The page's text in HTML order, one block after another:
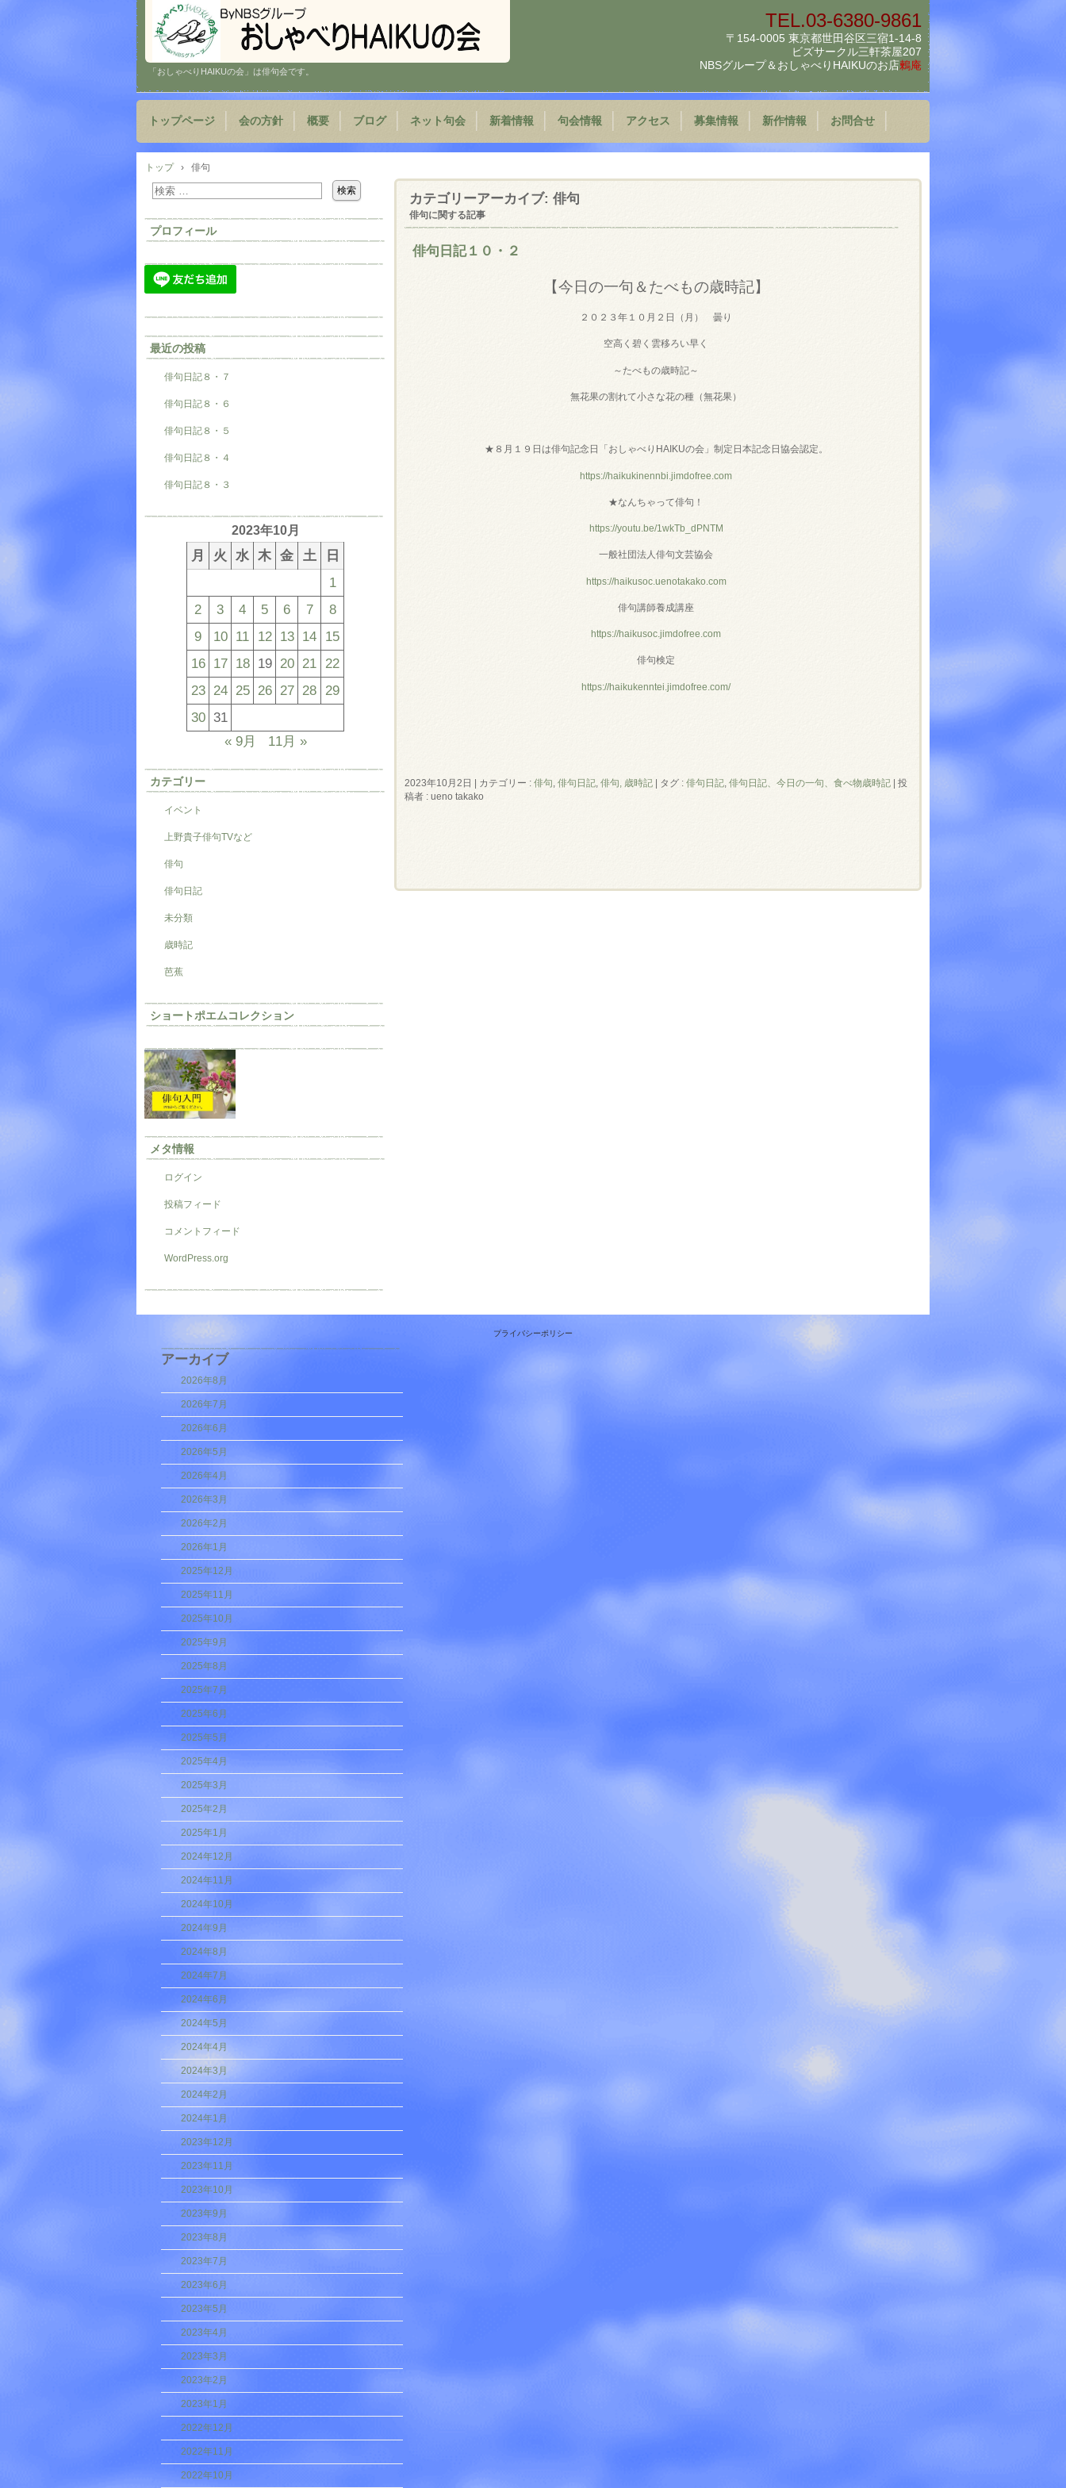
「おしゃべりHAIKUの会」は俳句会です。
TEL.03-6380-9861
〒154-0005 東京都世田谷区三宿1-14-8
ビズサークル三軒茶屋207
NBSグループ＆ おしゃべりHAIKUのお店鶫庵
トップページ 会の方針 概要 ブログ ネット句会 新着情報 句会情報 アクセス 募集情報 新作情報 お問合せ
トップ › 俳句
カテゴリーアーカイブ: 俳句
俳句に関する記事
俳句日記１０・２
【今日の一句＆たべもの歳時記】
２０２３年１０月２日（月） 曇り
空高く碧く雲移ろい早く
～たべもの歳時記～
無花果の割れて小さな花の種（無花果）
★８月１９日は俳句記念日「おしゃべりHAIKUの会」制定日本記念日協会認定。
https://haikukinennbi.jimdofree.com
★なんちゃって俳句！
https://youtu.be/1wkTb_dPNTM
一般社団法人俳句文芸協会
https://haikusoc.uenotakako.com
俳句講師養成講座
https://haikusoc.jimdofree.com
俳句検定
https://haikukenntei.jimdofree.com/
2023年10月2日 カテゴリー : 俳句 俳句日記 俳句, 歳時記 タグ : 俳句日記 俳句日記、今日の一句、食べ物歳時記
投
稿者 : ueno takako
プロフィール
最近の投稿
俳句日記８・７
俳句日記８・６
俳句日記８・５
俳句日記８・４
俳句日記８・３
2023年10月
月 火 水 木 金 土
日
1
2
3 4 5 6 7
8
9
10 11 12 13 14 15
16 17 18 19 20 21 22
23 24 25 26 27 28 29
30 31
« 9月
11月 »
カテゴリー
イベント
上野貴子俳句TVなど
俳句
俳句日記
未分類
歳時記
芭蕉
ショートポエムコレクション
メタ情報
ログイン
投稿フィード
コメントフィード
WordPress.org
プライバシーポリシー
アーカイブ
2026年8月
2026年7月
2026年6月
2026年5月
2026年4月
2026年3月
2026年2月
2026年1月
2025年12月
2025年11月
2025年10月
2025年9月
2025年8月
2025年7月
2025年6月
2025年5月
2025年4月
2025年3月
2025年2月
2025年1月
2024年12月
2024年11月
2024年10月
2024年9月
2024年8月
2024年7月
2024年6月
2024年5月
2024年4月
2024年3月
2024年2月
2024年1月
2023年12月
2023年11月
2023年10月
2023年9月
2023年8月
2023年7月
2023年6月
2023年5月
2023年4月
2023年3月
2023年2月
2023年1月
2022年12月
2022年11月
2022年10月